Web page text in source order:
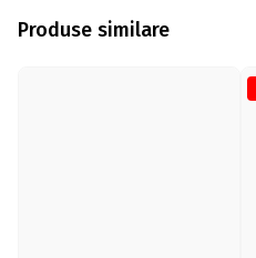
Produse similare